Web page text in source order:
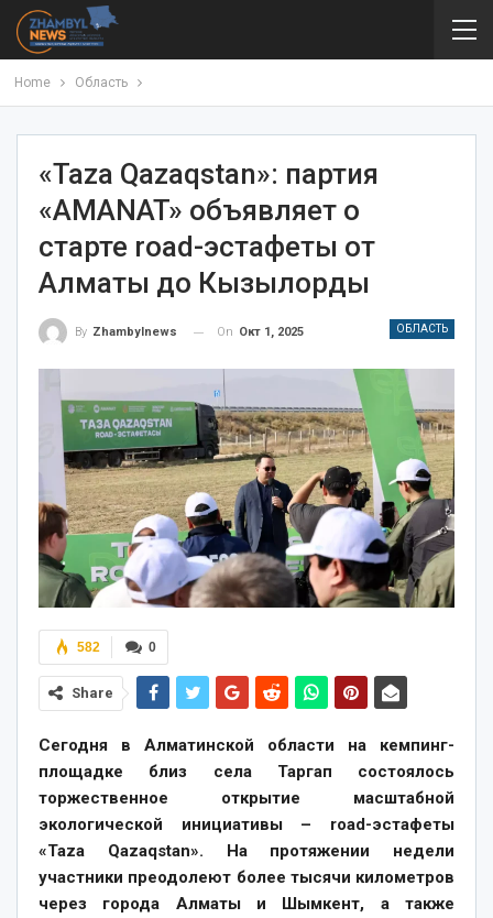
Home Область
«Taza Qazaqstan»: партия
«AMANAT» объявляет о
старте road-эстафеты от
Алматы до Кызылорды
ОБЛАСТЬ
By Zhambylnews On Окт 1, 2025
0
582
Share
Сегодня в Алматинской области на кемпинг-
площадке близ села Таргап состоялось
торжественное открытие масштабной
экологической инициативы – road-эстафеты
«Taza Qazaqstan». На протяжении недели
участники преодолеют более тысячи километров
через города Алматы и Шымкент, а также